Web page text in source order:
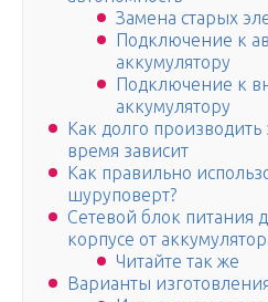
Замена старых
Подключение к
аккумулятору
Подключение к
аккумулятору
Как долго производить
время зависит
Как правильно
шуруповерт?
Сетевой блок питания
корпусе от
Читайте так же
Варианты